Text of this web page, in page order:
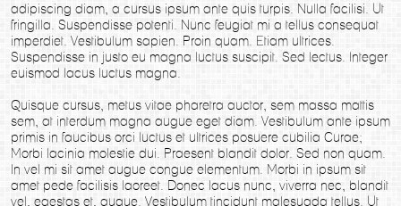
adipiscing diam, a cursus ipsum ante quis turpis. Nulla facilisi. Ut
fringilla. Suspendisse potenti. Nunc feugiat mi a tellus consequat
imperdiet. Vestibulum sapien. Proin quam. Etiam ultrices.
Suspendisse in justo eu magna luctus suscipit. Sed lectus. Integer
euismod lacus luctus magna.
Quisque cursus, metus vitae pharetra auctor, sem massa mattis
sem, at interdum magna augue eget diam. Vestibulum ante ipsum
primis in faucibus orci luctus et ultrices posuere cubilia Curae;
Morbi lacinia molestie dui. Praesent blandit dolor. Sed non quam.
In vel mi sit amet augue congue elementum. Morbi in ipsum sit
amet pede facilisis laoreet. Donec lacus nunc, viverra nec, blandit
vel, egestas et, augue. Vestibulum tincidunt malesuada tellus. Ut